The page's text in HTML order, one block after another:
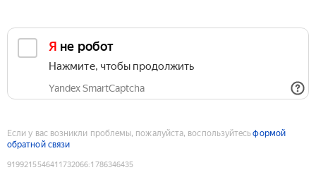
Я не робот
Нажмите, чтобы продолжить
Yandex SmartCaptcha
Если у вас возникли проблемы, пожалуйста, воспользуйтесьформой
обратной связи
9199215546411732066:1786346435